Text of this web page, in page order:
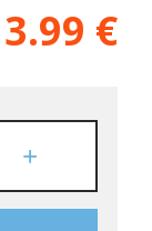
3.99 €